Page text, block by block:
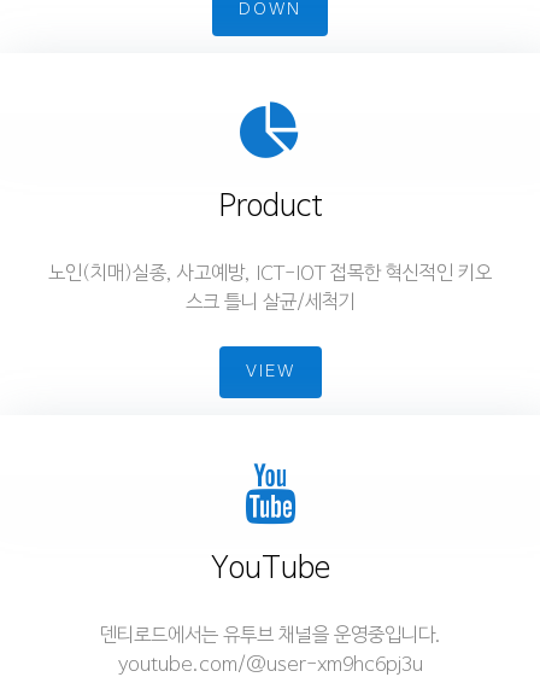
DOWN
Product
노인(치매)실종, 사고예방, ICT-IOT 접목한 혁신적인 키오
스크 틀니 살균/세척기
VIEW
YouTube
덴티로드에서는 유투브 채널을 운영중입니다.
youtube.com/@user-xm9hc6pj3u